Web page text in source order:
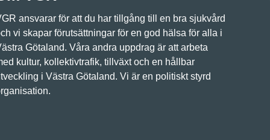
ansvarar för att du har tillgång till en bra sjukvård
vi skapar förutsättningar för en god hälsa för alla i
Götaland. Våra andra uppdrag är att arbeta
kultur, kollektivtrafik, tillväxt och en hållbar
i Västra Götaland. Vi är en politiskt styrd